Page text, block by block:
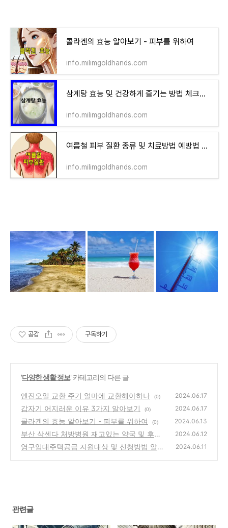
콜라겐의 효능 알아보기 - 피부를 위하여
info.milimgoldhands.com
삼계탕 효능 및 건강하게 즐기는 방법 체크하기 - 여름철 대표 보양식
info.milimgoldhands.com
여름철 피부 질환 종류 및 치료방법 예방법 알아보기
info.milimgoldhands.com
공감 구독하기
'다양한 생활 정보' 카테고리의 다른 글
엔진오일 교환 주기 얼마에 교환해아하나 (0) 2024.06.17
갑자기 어지러운 이유 3가지 알아보기 (0) 2024.06.17
콜라겐의 효능 알아보기 - 피부를 위하여 (0) 2024.06.13
부산 삭센다 처방병원 재고있는 약국 및 후기 -
싸게 구입 가능한곳
(1)
2024.06.12
영구임대주택공급 지원대상 및 신청방법 알아
2024.06.11
관련글